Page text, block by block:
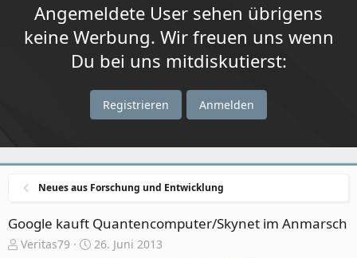
Angemeldete User sehen übrigens
keine Werbung. Wir freuen uns wenn
Du bei uns mitdiskutierst:
Registrieren Anmelden
Neues aus Forschung und Entwicklung
Google kauft Quantencomputer/Skynet im Anmarsch
E
Veritas79
E
26. Juni 2013